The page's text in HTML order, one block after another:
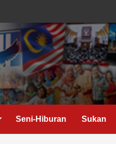
Seni-Hiburan Sukan